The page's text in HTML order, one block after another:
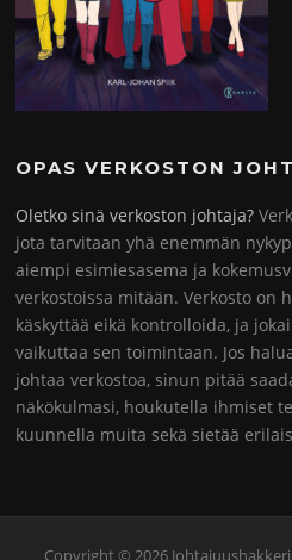
OPAS VERKOSTON
Oletko sinä verkoston johtaja?
jota tarvitaan yhä enemmän
aiempi esimiesasema ja
verkostoissa mitään. Verkosto on
käskyttää eikä kontrolloida, ja
vaikuttaa sen toimintaan. Jos
johtaa verkostoa, sinun pitää
näkökulmasi, houkutella ihmiset
kuunnella muita sekä sietää